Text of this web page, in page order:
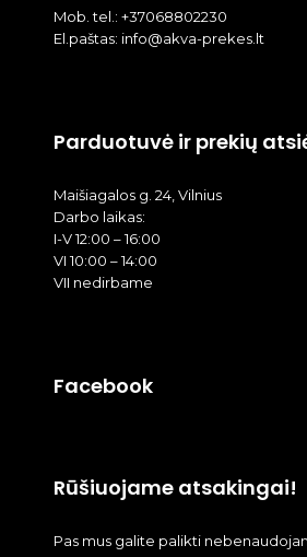
Mob. tel.: +37068802230
El.paštas: info@akva-prekes.lt
Parduotuvė ir prekių
Maišiagalos g. 24, Vilnius
Darbo laikas:
I-V 12:00 – 16:00
VI 10:00 – 14:00
VII nedirbame
Facebook
Rūšiuojame atsakingai!
Pas mus galite palikti